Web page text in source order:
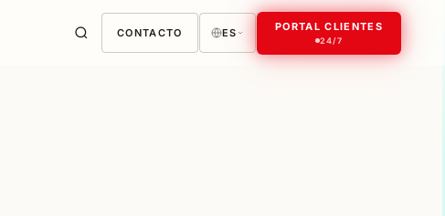
CONTACTO ES
PORTAL CLIENTES
24/7